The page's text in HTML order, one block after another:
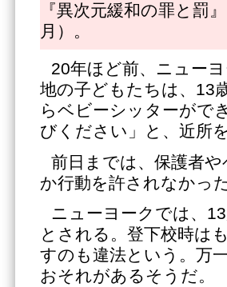
『異次元緩和の罪と罰
月）。
20年ほど前、ニュー
地の子どもたちは、13
らベビーシッターがで
びください」と、近所
前日までは、保護者
か行動を許されなかっ
ニューヨークでは、
とされる。登下校時は
すのも違法という。万
おそれがあるそうだ。